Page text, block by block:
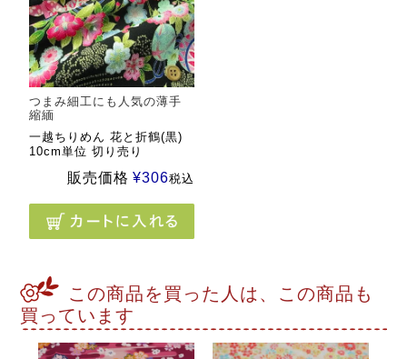
つまみ細工にも人気の薄手
縮緬
一越ちりめん 花と折鶴(黒)
10cm単位 切り売り
販売価格 ¥306税込
この商品を買った人は、この商品も
買っています